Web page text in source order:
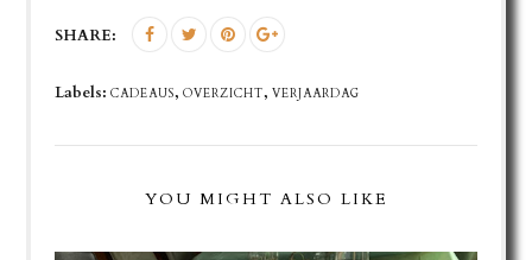
SHARE:
Labels:CADEAUS,OVERZICHT,VERJAARDAG
YOU MIGHT ALSO LIKE